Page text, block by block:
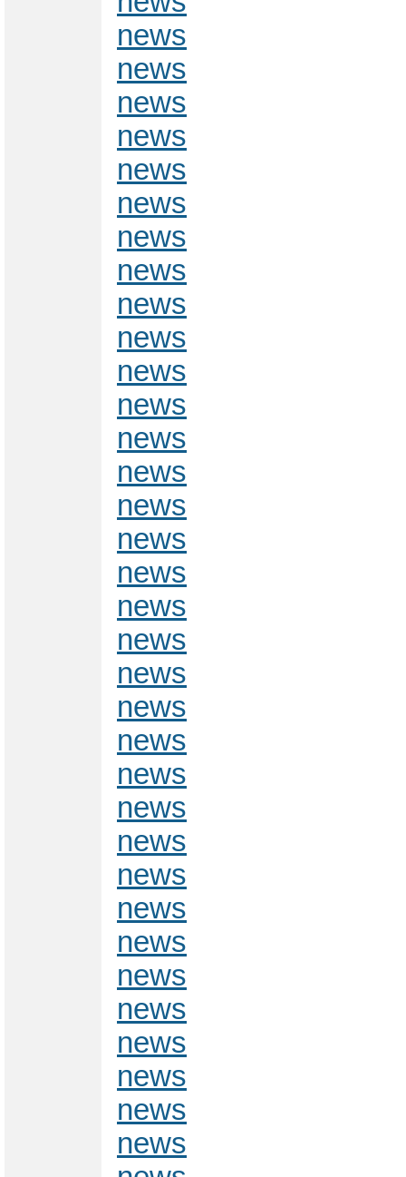
news
news
news
news
news
news
news
news
news
news
news
news
news
news
news
news
news
news
news
news
news
news
news
news
news
news
news
news
news
news
news
news
news
news